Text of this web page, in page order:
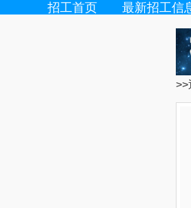
招工首页 最新招工信
>>